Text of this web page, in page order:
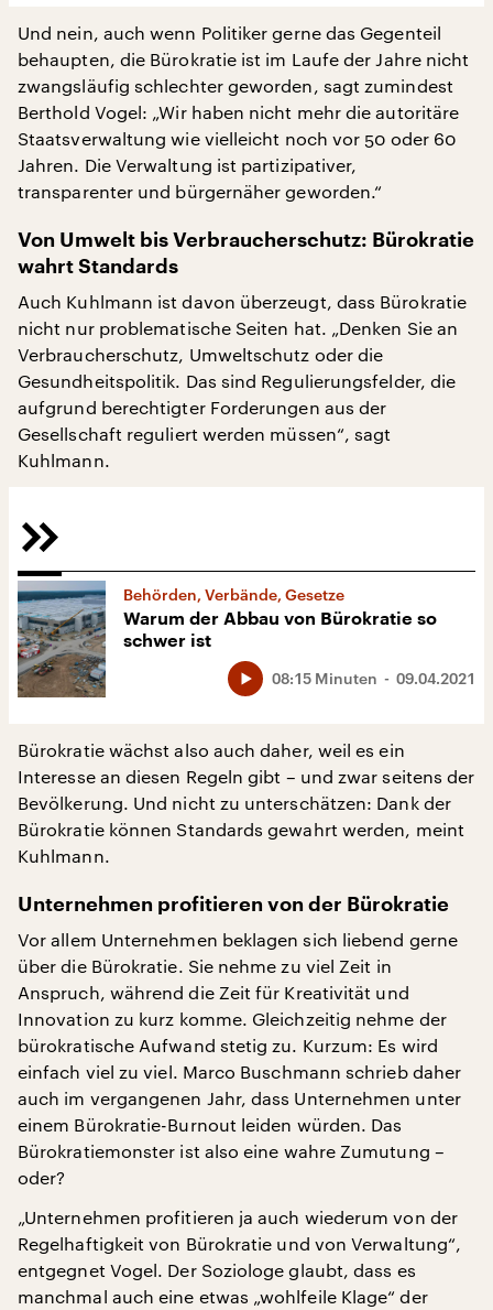
Und nein, auch wenn Politiker gerne das Gegenteil
behaupten, die Bürokratie ist im Laufe der Jahre nicht
zwangsläufig schlechter geworden, sagt zumindest
Berthold Vogel: „Wir haben nicht mehr die autoritäre
Staatsverwaltung wie vielleicht noch vor 50 oder 60
Jahren. Die Verwaltung ist partizipativer,
transparenter und bürgernäher geworden.“
Von Umwelt bis Verbraucherschutz: Bürokratie
wahrt Standards
Auch Kuhlmann ist davon überzeugt, dass Bürokratie
nicht nur problematische Seiten hat. „Denken Sie an
Verbraucherschutz, Umweltschutz oder die
Gesundheitspolitik. Das sind Regulierungsfelder, die
aufgrund berechtigter Forderungen aus der
Gesellschaft reguliert werden müssen“, sagt
Kuhlmann.
Behörden, Verbände, Gesetze
Warum der Abbau von Bürokratie so
schwer ist
09.04.2021
08:15 Minuten
Bürokratie wächst also auch daher, weil es ein
Interesse an diesen Regeln gibt – und zwar seitens der
Bevölkerung. Und nicht zu unterschätzen: Dank der
Bürokratie können Standards gewahrt werden, meint
Kuhlmann.
Unternehmen profitieren von der Bürokratie
Vor allem Unternehmen beklagen sich liebend gerne
über die Bürokratie. Sie nehme zu viel Zeit in
Anspruch, während die Zeit für Kreativität und
Innovation zu kurz komme. Gleichzeitig nehme der
bürokratische Aufwand stetig zu. Kurzum: Es wird
einfach viel zu viel. Marco Buschmann schrieb daher
auch im vergangenen Jahr, dass Unternehmen unter
einem Bürokratie-Burnout leiden würden. Das
Bürokratiemonster ist also eine wahre Zumutung –
oder?
„Unternehmen profitieren ja auch wiederum von der
Regelhaftigkeit von Bürokratie und von Verwaltung“,
entgegnet Vogel. Der Soziologe glaubt, dass es
manchmal auch eine etwas „wohlfeile Klage“ der